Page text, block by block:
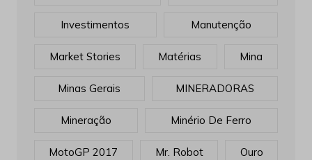
Investimentos Manutenção
Market Stories Matérias Mina
Minas Gerais MINERADORAS
Mineração Minério De Ferro
MotoGP 2017 Mr. Robot Ouro